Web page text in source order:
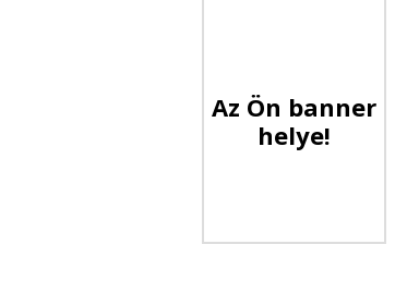
Az Ön banner
helye!